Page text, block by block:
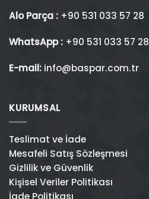
Alo Parça : +90 531 033 57 28
WhatsApp : +90 531 033 57 28
E-mail: info@baspar.com.tr
KURUMSAL
Teslimat ve İade
Mesafeli Satış Sözleşmesi
Gizlilik ve Güvenlik
Kişisel Veriler Politikası
İade Politikası